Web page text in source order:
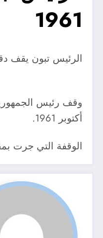
1961
الرئيس تبون يقف
أكتوبر 1961.
الوقفة التي جرت